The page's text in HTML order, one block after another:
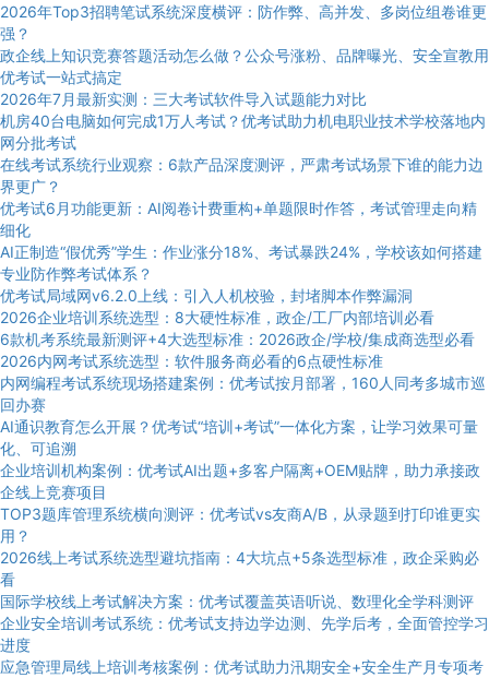
2026年Top3招聘笔试系统深度横评：防作弊、高并发、多岗位组卷谁更
强？
政企线上知识竞赛答题活动怎么做？公众号涨粉、品牌曝光、安全宣教用
优考试一站式搞定
2026年7月最新实测：三大考试软件导入试题能力对比
机房40台电脑如何完成1万人考试？优考试助力机电职业技术学校落地内
网分批考试
在线考试系统行业观察：6款产品深度测评，严肃考试场景下谁的能力边
界更广？
优考试6月功能更新：AI阅卷计费重构+单题限时作答，考试管理走向精
细化
AI正制造“假优秀”学生：作业涨分18%、考试暴跌24%，学校该如何搭建
专业防作弊考试体系？
优考试局域网v6.2.0上线：引入人机校验，封堵脚本作弊漏洞
2026企业培训系统选型：8大硬性标准，政企/工厂内部培训必看
6款机考系统最新测评+4大选型标准：2026政企/学校/集成商选型必看
2026内网考试系统选型：软件服务商必看的6点硬性标准
内网编程考试系统现场搭建案例：优考试按月部署，160人同考多城市巡
回办赛
AI通识教育怎么开展？优考试“培训+考试”一体化方案，让学习效果可量
化、可追溯
企业培训机构案例：优考试AI出题+多客户隔离+OEM贴牌，助力承接政
企线上竞赛项目
TOP3题库管理系统横向测评：优考试vs友商A/B，从录题到打印谁更实
用？
2026线上考试系统选型避坑指南：4大坑点+5条选型标准，政企采购必
看
国际学校线上考试解决方案：优考试覆盖英语听说、数理化全学科测评
企业安全培训考试系统：优考试支持边学边测、先学后考，全面管控学习
进度
应急管理局线上培训考核案例：优考试助力汛期安全+安全生产月专项考